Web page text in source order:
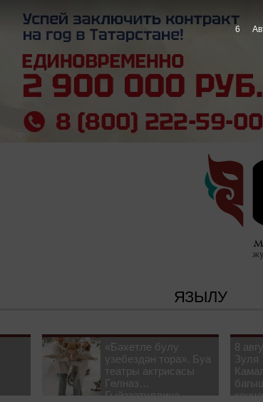
ЯЗЫЛУ
«Бәхетле булу
үзебездән тора». Буа
театры актрисасы
Гөлназ
Гыйззәтуллина-
8
Зуля
5